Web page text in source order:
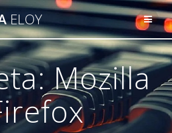
Saltar
al
contenido
ELOY
Mozilla